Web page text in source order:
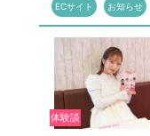
ECサイト お知らせ
体験談